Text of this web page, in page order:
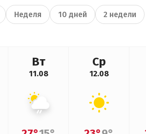
Неделя 10 дней 2 недели
Вт
11.08
Ср
12.08